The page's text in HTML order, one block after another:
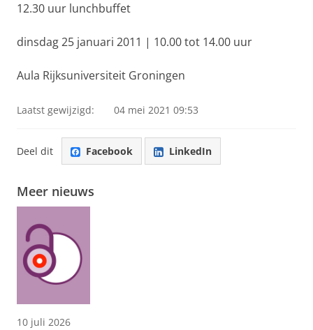
12.30 uur lunchbuffet
dinsdag 25 januari 2011 | 10.00 tot 14.00 uur
Aula Rijksuniversiteit Groningen
Laatst gewijzigd: 04 mei 2021 09:53
Deel dit Facebook LinkedIn
Meer nieuws
10 juli 2026